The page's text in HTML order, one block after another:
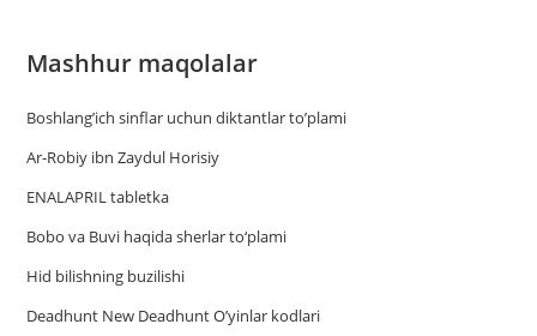
Mashhur maqolalar
Boshlang’ich sinflar uchun diktantlar to’plami
Ar-Robiy ibn Zaydul Horisiy
ENALAPRIL tabletka
Bobo va Buvi haqida sherlar to‘plami
Hid bilishning buzilishi
Deadhunt New Deadhunt O’yinlar kodlari